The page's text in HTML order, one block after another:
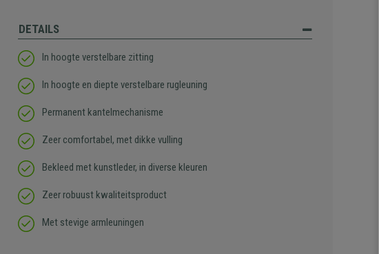
DETAILS
In hoogte verstelbare zitting
In hoogte en diepte verstelbare rugleuning
Permanent kantelmechanisme
Zeer comfortabel, met dikke vulling
Bekleed met kunstleder, in diverse kleuren
Zeer robuust kwaliteitsproduct
Met stevige armleuningen